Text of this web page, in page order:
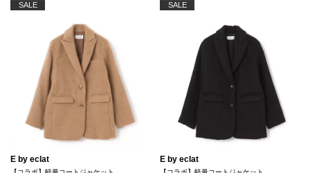
SALE
E by eclat
SALE
E by eclat